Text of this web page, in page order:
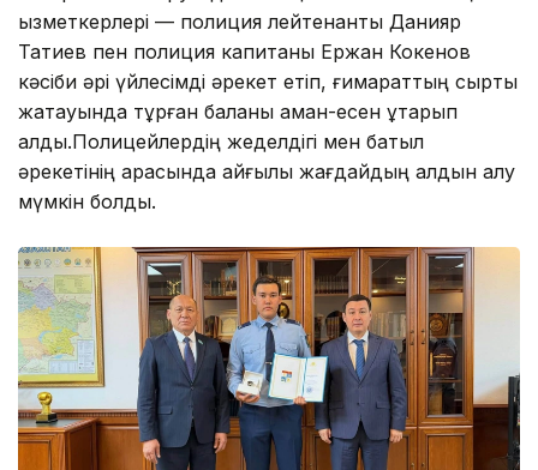
қызметкерлері — полиция лейтенанты Данияр
Татиев пен полиция капитаны Ержан Кокенов
кәсіби әрі үйлесімді әрекет етіп, ғимараттың сыртқы
жақтауында тұрған баланы аман-есен құтқарып
қалды.Полицейлердің жеделдігі мен батыл
әрекетінің арқасында қайғылы жағдайдың алдын алу
мүмкін болды.